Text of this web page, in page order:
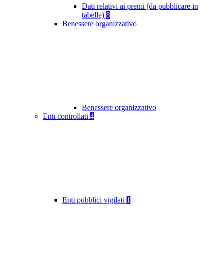
Dati relativi ai premi (da pubblicare in
tabelle) 8
Benessere organizzativo
Benessere organizzativo
Enti controllati 4
Enti pubblici vigilati 1